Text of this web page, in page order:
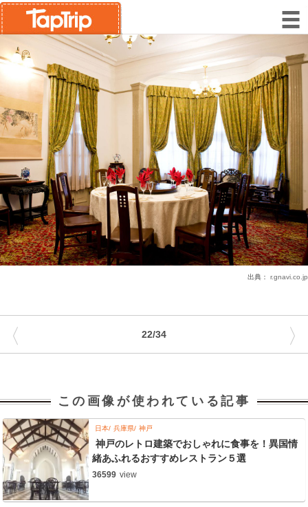
出典： r.gnavi.co.jp
22/34
〈 〉
この画像が使われている記事
日本 兵庫県 神戸
神戸のレトロ建築でおしゃれに食事を！異国情
緒あふれるおすすめレストラン５選
36599 view